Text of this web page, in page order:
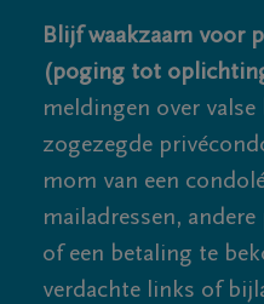
Blijf waakzaam voor
(poging tot
meldingen over valse
zogezegde
mom van een
mailadressen,
of een betaling te
verdachte links of